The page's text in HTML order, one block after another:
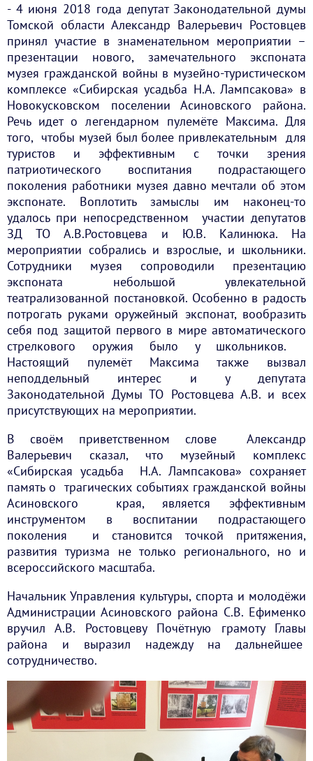
- 4 июня 2018 года депутат Законодательной думы
Томской области Александр Валерьевич Ростовцев
принял участие в знаменательном мероприятии –
презентации нового, замечательного экспоната
музея гражданской войны в музейно-туристическом
комплексе «Сибирская усадьба Н.А. Лампсакова» в
Новокусковском поселении Асиновского района.
Речь идет о легендарном пулемёте Максима. Для
того, чтобы музей был более привлекательным для
туристов и эффективным с точки зрения
патриотического воспитания подрастающего
поколения работники музея давно мечтали об этом
экспонате. Воплотить замыслы им наконец-то
удалось при непосредственном участии депутатов
ЗД ТО А.В.Ростовцева и Ю.В. Калинюка. На
мероприятии собрались и взрослые, и школьники.
Сотрудники музея сопроводили презентацию
экспоната небольшой увлекательной
театрализованной постановкой. Особенно в радость
потрогать руками оружейный экспонат, вообразить
себя под защитой первого в мире автоматического
стрелкового оружия было у школьников.
Настоящий пулемёт Максима также вызвал
неподдельный интерес и у депутата
Законодательной Думы ТО Ростовцева А.В. и всех
присутствующих на мероприятии.
В своём приветственном слове Александр
Валерьевич сказал, что музейный комплекс
«Сибирская усадьба Н.А. Лампсакова» сохраняет
память о трагических событиях гражданской войны
Асиновского края, является эффективным
инструментом в воспитании подрастающего
поколения и становится точкой притяжения,
развития туризма не только регионального, но и
всероссийского масштаба.
Начальник Управления культуры, спорта и молодёжи
Администрации Асиновского района С.В. Ефименко
вручил А.В. Ростовцеву Почётную грамоту Главы
района и выразил надежду на дальнейшее
сотрудничество.